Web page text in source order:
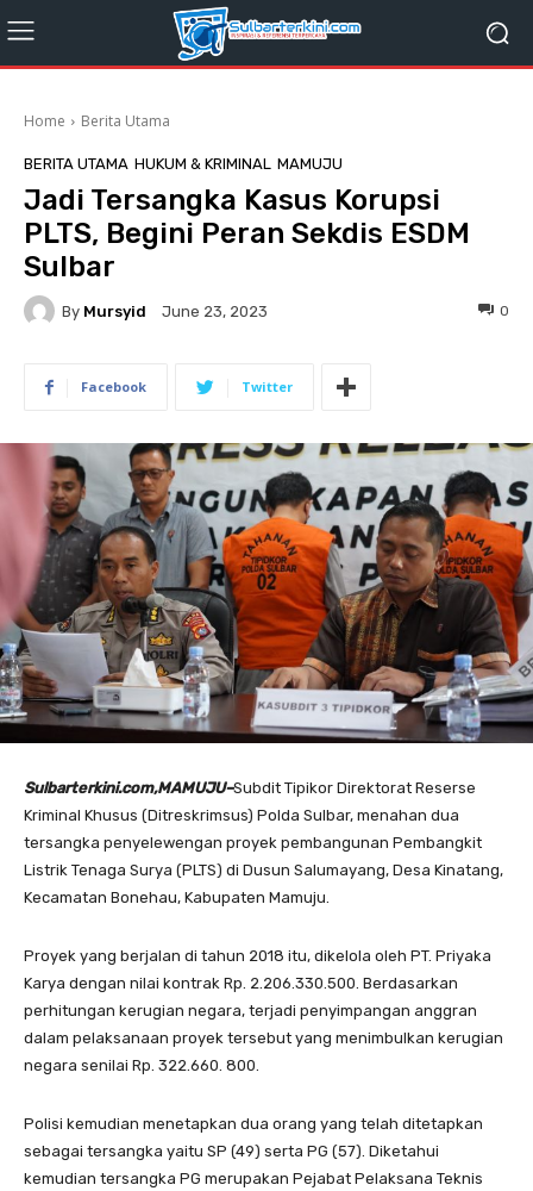
Home Berita Utama
BERITA UTAMA HUKUM & KRIMINAL MAMUJU
Jadi Tersangka Kasus Korupsi
PLTS, Begini Peran Sekdis ESDM
Sulbar
By Mursyid June 23, 2023 0
Facebook Twitter
Sulbarterkini.com,MAMUJU–Subdit Tipikor Direktorat Reserse
Kriminal Khusus (Ditreskrimsus) Polda Sulbar, menahan dua
tersangka penyelewengan proyek pembangunan Pembangkit
Listrik Tenaga Surya (PLTS) di Dusun Salumayang, Desa Kinatang,
Kecamatan Bonehau, Kabupaten Mamuju.
Proyek yang berjalan di tahun 2018 itu, dikelola oleh PT. Priyaka
Karya dengan nilai kontrak Rp. 2.206.330.500. Berdasarkan
perhitungan kerugian negara, terjadi penyimpangan anggran
dalam pelaksanaan proyek tersebut yang menimbulkan kerugian
negara senilai Rp. 322.660. 800.
Polisi kemudian menetapkan dua orang yang telah ditetapkan
sebagai tersangka yaitu SP (49) serta PG (57). Diketahui
kemudian tersangka PG merupakan Pejabat Pelaksana Teknis